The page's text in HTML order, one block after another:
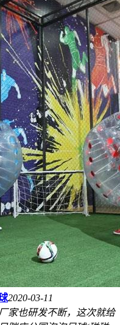
2020-03-11
家也研发不断，这次就给